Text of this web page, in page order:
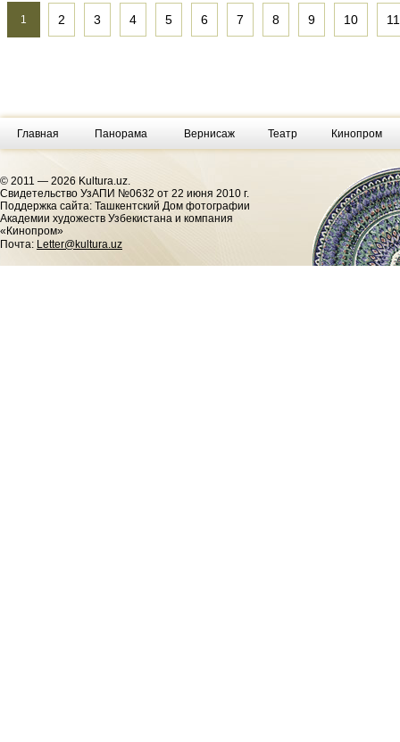
1 2 3 4 5 6 7 8 9 10 11
Главная Панорама Вернисаж Театр Кинопром
© 2011 — 2026 Kultura.uz.
Cвидетельство УзАПИ №0632 от 22 июня 2010 г.
Поддержка сайта: Ташкентский Дом фотографии
Академии художеств Узбекистана и компания
«Кинопром»
Почта: Letter@kultura.uz